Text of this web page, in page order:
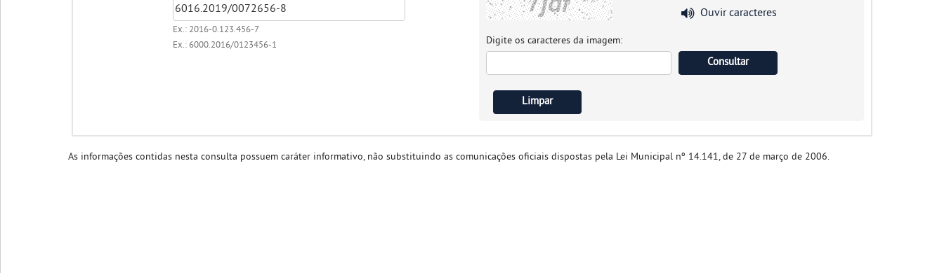
Ex.: 2016-0.123.456-7
Ex.: 6000.2016/0123456-1
Ouvir caracteres
Digite os caracteres da imagem:
As informações contidas nesta consulta possuem caráter informativo, não substituindo as comunicações oficiais dispostas pela Lei Municipal nº 14.141, de 27 de março de 2006.